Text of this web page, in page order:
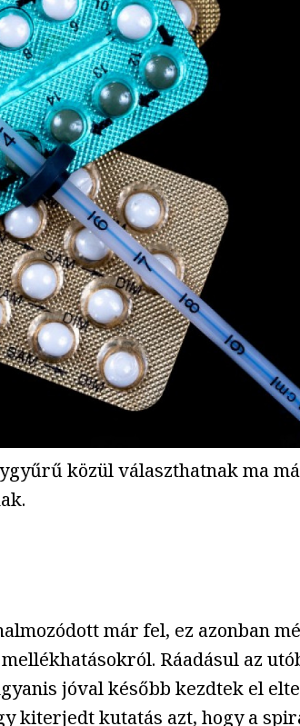
közül választhatnak ma
már fel, ez azonban
Ráadásul az
jóval később kezdtek el
kiterjedt kutatás azt, hogy a